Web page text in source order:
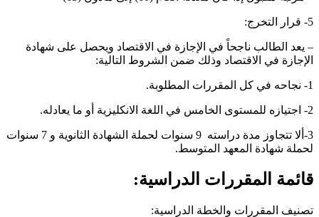
يعد الطالب ناجحاً في الإجازة في الاقتصاد ويحصل على شهادة
في الاقتصاد وذلك ضمن الشروط التالية:
3-ألا تتجاوز مدة دراسته 9 سنوات لحملة الشهادة الثانوية و 7 سنوات
شهادة المعهد المتوسط.
المقررات الدراسية:
المقررات والخطة الدراسية: